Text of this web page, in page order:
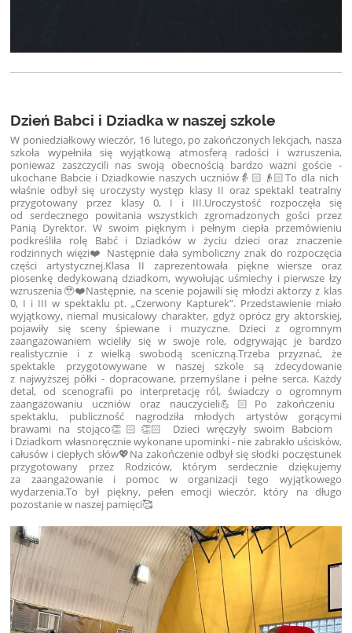
Dzień Babci i Dziadka w naszej szkole
W poniedziałkowy wieczór, 16 lutego, po zakończonych lekcjach, nasza
szkoła wypełniła się wyjątkową atmosferą radości i wzruszenia,
ponieważ zaszczycili nas swoją obecnością bardzo ważni goście -
ukochane Babcie i Dziadkowie naszych uczniów👵🏻👴🏻To dla nich
właśnie odbył się uroczysty występ klasy II oraz spektakl teatralny
przygotowany przez klasy 0, I i III.Uroczystość rozpoczęła się
od serdecznego powitania wszystkich zgromadzonych gości przez
Panią Dyrektor. W swoim pięknym i pełnym ciepła przemówieniu
podkreśliła rolę Babć i Dziadków w życiu dzieci oraz znaczenie
rodzinnych więzi❤️ Następnie dała symboliczny znak do rozpoczęcia
części artystycznej.Klasa II zaprezentowała piękne wiersze oraz
piosenkę dedykowaną dziadkom, wywołując uśmiechy i pierwsze łzy
wzruszenia🥹❤️Następnie, na scenie pojawili się młodzi aktorzy z klas
0, I i III w spektaklu pt. „Czerwony Kapturek”. Przedstawienie miało
wyjątkowy, niemal musicalowy charakter, gdyż oprócz gry aktorskiej,
pojawiły się sceny śpiewane i muzyczne. Dzieci z ogromnym
zaangażowaniem wcieliły się w swoje role, odgrywając je bardzo
realistycznie i z wielką swobodą sceniczną.Trzeba przyznać, że
spektakle przygotowywane w naszej szkole są zdecydowanie
z najwyższej półki - dopracowane, przemyślane i pełne serca. Każdy
detal, od scenografii po interpretację ról, świadczy o ogromnym
zaangażowaniu uczniów oraz nauczycieli💪🏻 Po zakończeniu
spektaklu, publiczność nagrodziła młodych artystów gorącymi
brawami na stojąco👏🏻👏🏻 Dzieci wręczyły swoim Babciom
i Dziadkom własnoręcznie wykonane upominki - nie zabrakło uścisków,
całusów i ciepłych słów💖Na zakończenie odbył się słodki poczęstunek
przygotowany przez Rodziców, którym serdecznie dziękujemy
za zaangażowanie i pomoc w organizacji tego wyjątkowego
wydarzenia.To był piękny, pełen emocji wieczór, który na długo
pozostanie w naszej pamięci🥰